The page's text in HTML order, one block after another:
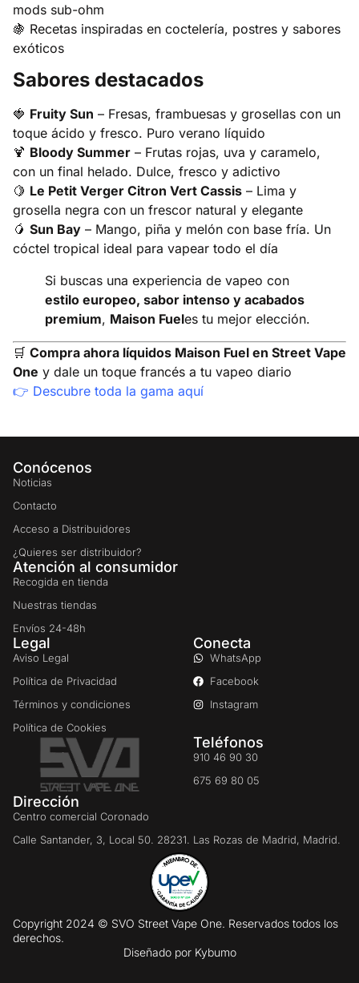
mods sub-ohm
🍇 Recetas inspiradas en coctelería, postres y sabores
exóticos
Sabores destacados
🍓 Fruity Sun – Fresas, frambuesas y grosellas con un
toque ácido y fresco. Puro verano líquido
🍹 Bloody Summer – Frutas rojas, uva y caramelo,
con un final helado. Dulce, fresco y adictivo
🍋 Le Petit Verger Citron Vert Cassis – Lima y
grosella negra con un frescor natural y elegante
🥭 Sun Bay – Mango, piña y melón con base fría. Un
cóctel tropical ideal para vapear todo el día
Si buscas una experiencia de vapeo con
estilo europeo, sabor intenso y acabados
premium, Maison Fueles tu mejor elección.
🛒 Compra ahora líquidos Maison Fuel en Street Vape
One y dale un toque francés a tu vapeo diario
👉 Descubre toda la gama aquí
Conócenos
Noticias
Contacto
Acceso a Distribuidores
¿Quieres ser distribuidor?
Atención al consumidor
Recogida en tienda
Nuestras tiendas
Envíos 24-48h
Legal
Aviso Legal
Política de Privacidad
Términos y condiciones
Política de Cookies
Conecta
WhatsApp
Facebook
Instagram
Teléfonos
910 46 90 30
675 69 80 05
Dirección
Centro comercial Coronado
Calle Santander, 3, Local 50. 28231. Las Rozas de Madrid, Madrid.
Copyright 2024 © SVO Street Vape One. Reservados todos los
derechos.
Diseñado por Kybumo